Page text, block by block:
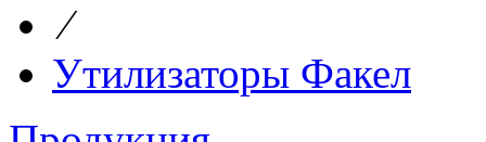
⁄
Утилизаторы Факел